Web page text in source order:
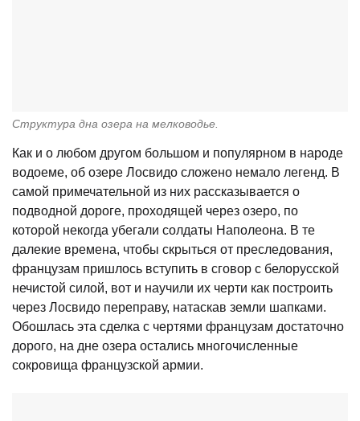
Структура дна озера на мелководье.
Как и о любом другом большом и популярном в народе
водоеме, об озере Лосвидо сложено немало легенд. В
самой примечательной из них рассказывается о
подводной дороге, проходящей через озеро, по
которой некогда убегали солдаты Наполеона. В те
далекие времена, чтобы скрыться от преследования,
французам пришлось вступить в сговор с белорусской
нечистой силой, вот и научили их черти как построить
через Лосвидо переправу, натаскав земли шапками.
Обошлась эта сделка с чертями французам достаточно
дорого, на дне озера остались многочисленные
сокровища французской армии.